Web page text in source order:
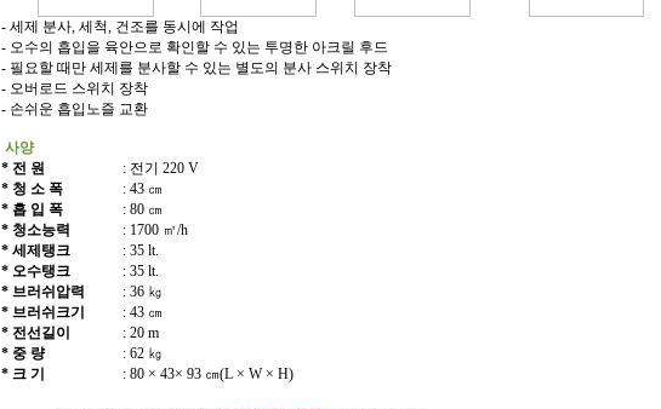
- 세제 분사, 세척, 건조를 동시에 작업
- 오수의 흡입을 육안으로 확인할 수 있는 투명한 아크릴 후드
- 필요할 때만 세제를 분사할 수 있는 별도의 분사 스위치 장착
- 오버로드 스위치 장착
- 손쉬운 흡입노즐 교환
사양
* 전 원
: 전기 220 V
* 청 소 폭
: 43 ㎝
* 흡 입 폭
: 80 ㎝
* 청소능력
: 1700 ㎡/h
* 세제탱크
: 35 lt.
* 오수탱크
: 35 lt.
* 브러쉬압력
: 36 ㎏
* 브러쉬크기
: 43 ㎝
* 전선길이
: 20 m
* 중 량
: 62 ㎏
* 크 기
: 80 × 43× 93 ㎝(L × W × H)